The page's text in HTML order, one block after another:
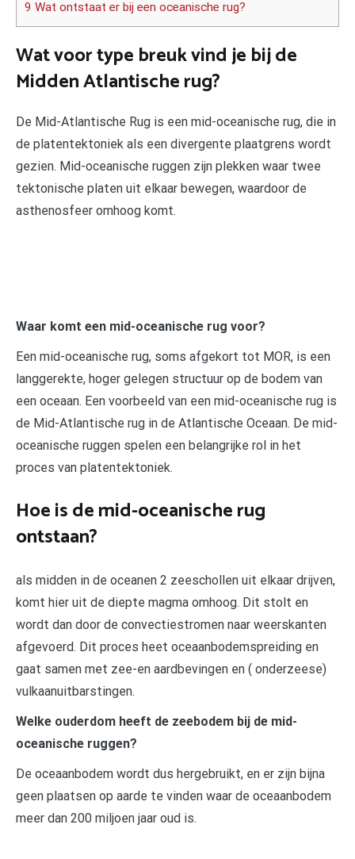
9 Wat ontstaat er bij een oceanische rug?
Wat voor type breuk vind je bij de
Midden Atlantische rug?
De Mid-Atlantische Rug is een mid-oceanische rug, die in
de platentektoniek als een divergente plaatgrens wordt
gezien. Mid-oceanische ruggen zijn plekken waar twee
tektonische platen uit elkaar bewegen, waardoor de
asthenosfeer omhoog komt.
Waar komt een mid-oceanische rug voor?
Een mid-oceanische rug, soms afgekort tot MOR, is een
langgerekte, hoger gelegen structuur op de bodem van
een oceaan. Een voorbeeld van een mid-oceanische rug is
de Mid-Atlantische rug in de Atlantische Oceaan. De mid-
oceanische ruggen spelen een belangrijke rol in het
proces van platentektoniek.
Hoe is de mid-oceanische rug
ontstaan?
als midden in de oceanen 2 zeeschollen uit elkaar drijven,
komt hier uit de diepte magma omhoog. Dit stolt en
wordt dan door de convectiestromen naar weerskanten
afgevoerd. Dit proces heet oceaanbodemspreiding en
gaat samen met zee-en aardbevingen en ( onderzeese)
vulkaanuitbarstingen.
Welke ouderdom heeft de zeebodem bij de mid-
oceanische ruggen?
De oceaanbodem wordt dus hergebruikt, en er zijn bijna
geen plaatsen op aarde te vinden waar de oceaanbodem
meer dan 200 miljoen jaar oud is.